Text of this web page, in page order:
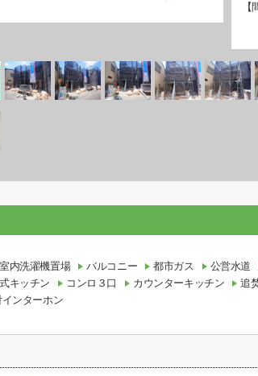
室内洗濯機置場 バルコニー 都市ガス 公営水道
キッチン コンロ３口 カウンターキッチン 追
ンターホン